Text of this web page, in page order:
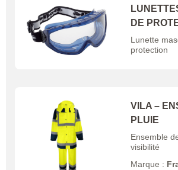
DE
Lunette
protection
VILA –
PLUIE
Ensemble
visibilité
Marque :